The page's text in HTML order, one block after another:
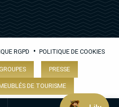
RGPD • POLITIQUE DE COOKIES
PRESSE
DE TOURISME